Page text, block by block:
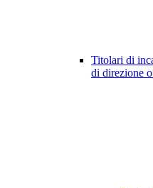
Titolari di
di direzione